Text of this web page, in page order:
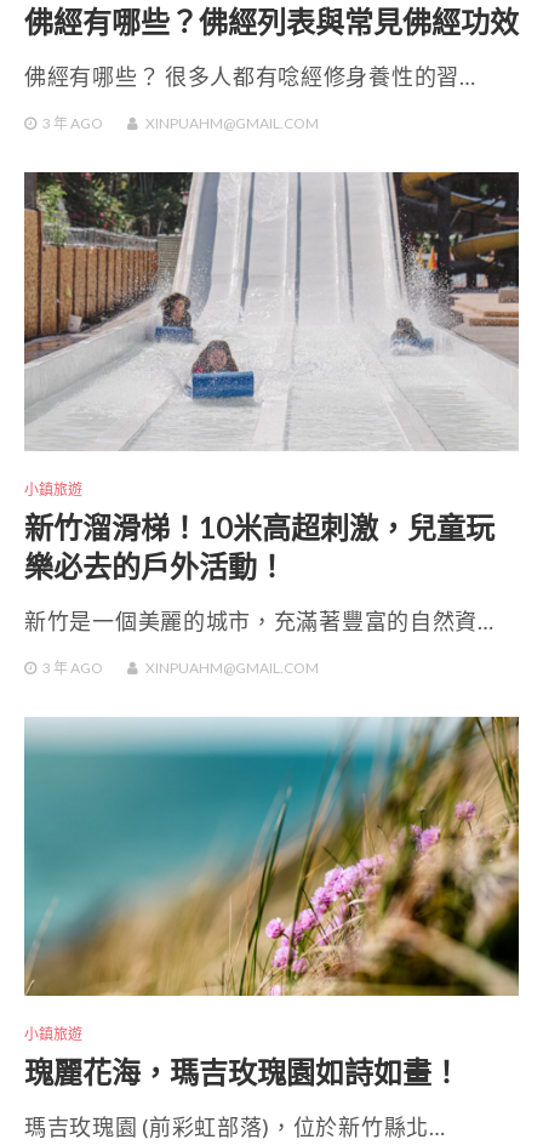
佛經有哪些？佛經列表與常見佛經功效
佛經有哪些？ 很多人都有唸經修身養性的習…
3 年 AGO XINPUAHM@GMAIL.COM
小鎮旅遊
新竹溜滑梯！10米高超刺激，兒童玩
樂必去的戶外活動！
新竹是一個美麗的城市，充滿著豐富的自然資…
3 年AGO XINPUAHM@GMAIL.COM
小鎮旅遊
瑰麗花海，瑪吉玫瑰園如詩如畫！
瑪吉玫瑰園 (前彩虹部落)，位於新竹縣北…